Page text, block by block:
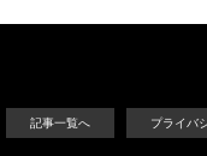
記事一覧へ プライバ